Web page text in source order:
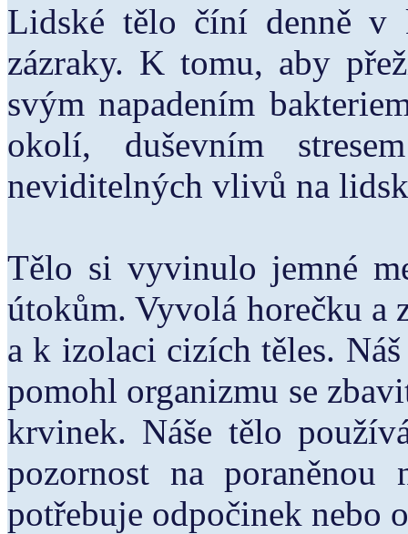
Lidské tělo číní denně v
zázraky. K tomu, aby
svým napadením
okolí, duševním
neviditelných vlivů na
Tělo si vyvinulo jemné
útokům. Vyvolá horečku a
a k izolaci cizích těles.
pomohl organizmu se
krvinek. Náše tělo
pozornost na poraněnou
potřebuje odpočinek nebo